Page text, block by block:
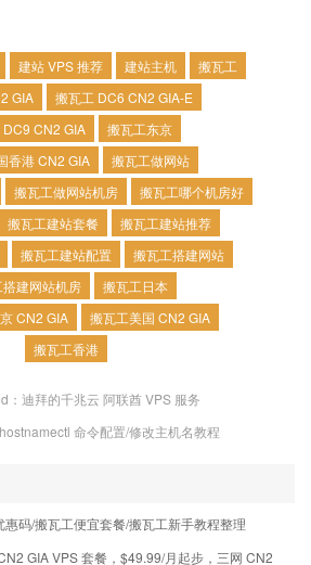
建站 VPS 推荐 建站主机
搬瓦工
GIA
搬瓦工 DC6 CN2 GIA-E
CN2 GIA
搬瓦工东京
香港 CN2 GIA
搬瓦工做网站
搬瓦工做网站机房
搬瓦工哪个机房好
搬瓦工建站套餐
搬瓦工建站推荐
搬瓦工建站配置
搬瓦工搭建网站
建网站机房
搬瓦工日本
CN2 GIA
搬瓦工美国 CN2 GIA
搬瓦工香港
：迪拜的千兆云 阿联酋 VPS 服务
命令配置/修改主机名教程
码/搬瓦工便宜套餐/搬瓦工新手教程整理
GIA VPS 套餐，$49.99/月起步，三网 CN2